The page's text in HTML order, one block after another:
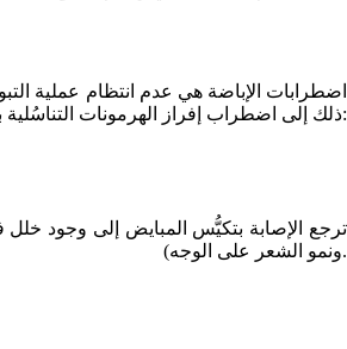
اضطرابات الإباضة هي عدم انتظام عملية
ذلك إلى اضطراب إفراز الهرمونات التناسُلية بشكل طبيعي، أو لعدَّة أسباب أخرى يتم اكتشافها خلال تشخيص العقم، ومن أبرز أسباب العقم عند النساء ما يلي:
ترجع الإصابة بتكيُّس المبايض إلى وجود
ونمو الشعر على الوجه).